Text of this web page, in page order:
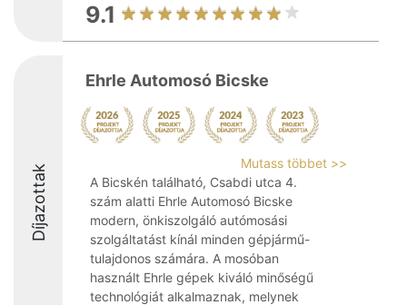
9.1
Díjazottak
Ehrle Automosó Bicske
Mutass többet >>
A Bicskén található, Csabdi utca 4.
szám alatti Ehrle Automosó Bicske
modern, önkiszolgáló autómosási
szolgáltatást kínál minden gépjármű-
tulajdonos számára. A mosóban
használt Ehrle gépek kiváló minőségű
technológiát alkalmaznak, melynek